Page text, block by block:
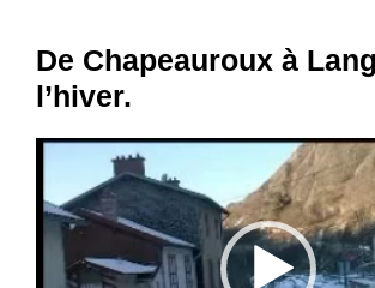
De Chapeauroux à
l’hiver.
Lecteur